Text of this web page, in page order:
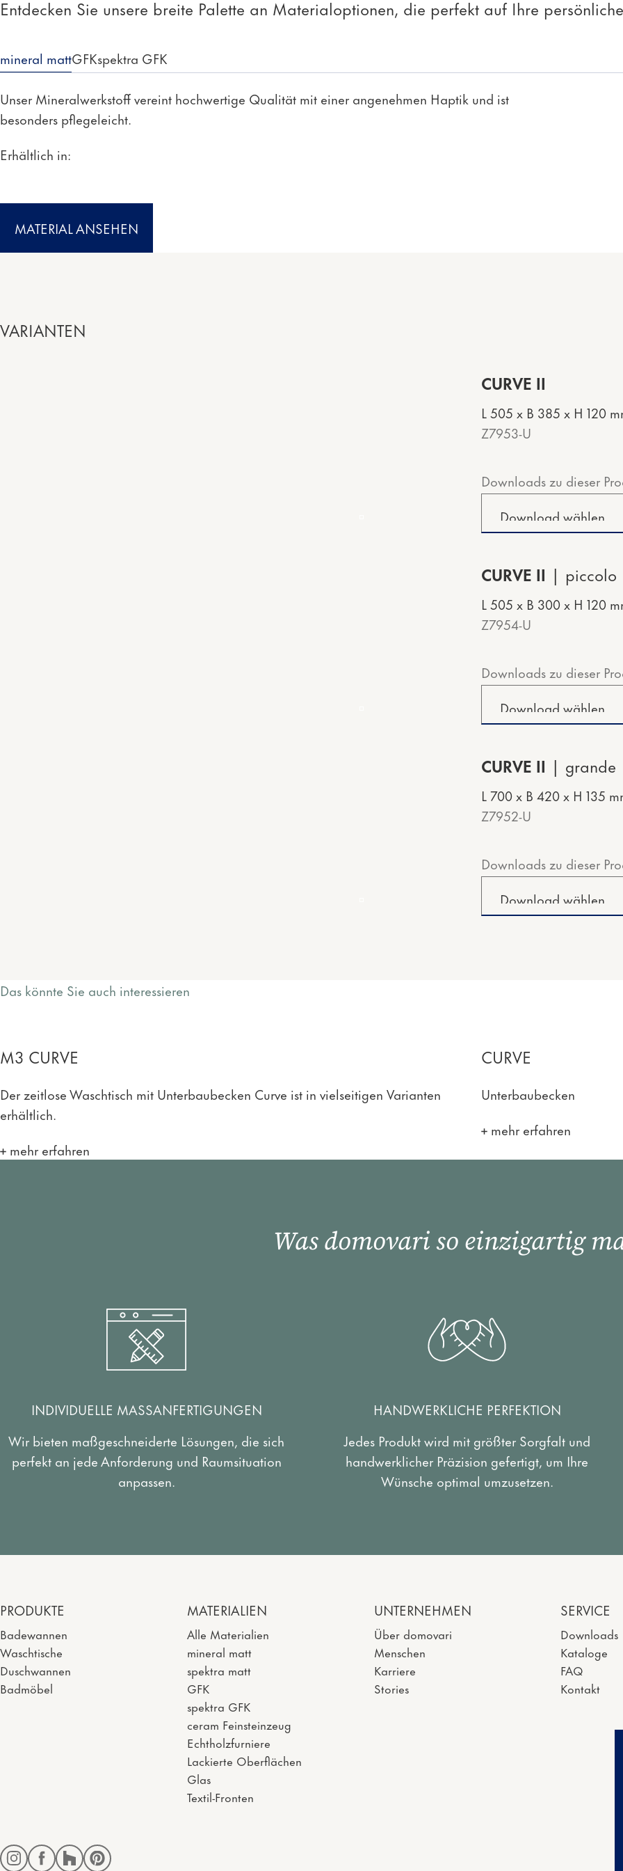
Entdecken Sie unsere breite Palette an Materialoptionen, die perfekt auf Ihre
mineral mattGFKspektra GFK
Unser Mineralwerkstoff vereint hochwertige Qualität mit einer angenehmen Haptik und ist
besonders pflegeleicht.
Erhältlich in:
MATERIAL ANSEHEN
VARIANTEN
CURVE II
L 505 x B 385 x H 120
Z7953-U
Downloads zu dieser
CURVE II piccolo
L 505 x B 300 x H 120
Z7954-U
Downloads zu dieser
CURVE II grande
L 700 x B 420 x H 135
Z7952-U
Downloads zu dieser
Das könnte Sie auch interessieren
M3 CURVE
Der zeitlose Waschtisch mit Unterbaubecken Curve ist in vielseitigen Varianten
erhältlich.
mehr erfahren
CURVE
Unterbaubecken
mehr erfahren
Was domovari so einzigartig
INDIVIDUELLE MASSANFERTIGUNGEN
Wir bieten maßgeschneiderte Lösungen, die sich
perfekt an jede Anforderung und Raumsituation
anpassen.
HANDWERKLICHE PERFEKTION
Jedes Produkt wird mit größter Sorgfalt und
handwerklicher Präzision gefertigt, um Ihre
Wünsche optimal umzusetzen.
PRODUKTE
Badewannen
Waschtische
Duschwannen
Badmöbel
MATERIALIEN
Alle Materialien
mineral matt
spektra matt
GFK
spektra GFK
ceram Feinsteinzeug
Echtholzfurniere
Lackierte Oberflächen
Glas
Textil-Fronten
UNTERNEHMEN
Über domovari
Menschen
Karriere
Stories
SERVICE
Downloads
Kataloge
FAQ
Kontakt
InstagramFacebook
HouzzPinterest